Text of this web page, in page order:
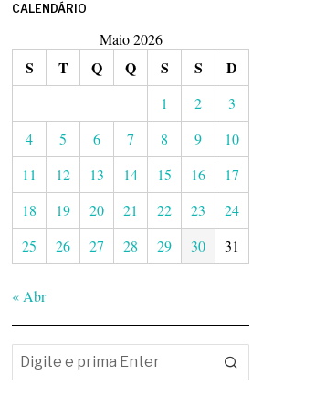
CALENDÁRIO
Maio 2026
S T Q Q S S D
1 2
3
4
5 6 7 8 9
10
11
12 13 14 15 16
17
18
19 20 21 22 23
24
25
26 27 28 29 30 31
« Abr